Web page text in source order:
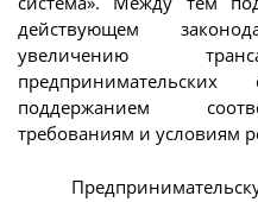
действующем
увеличению
поддержанием
требованиям и условиям